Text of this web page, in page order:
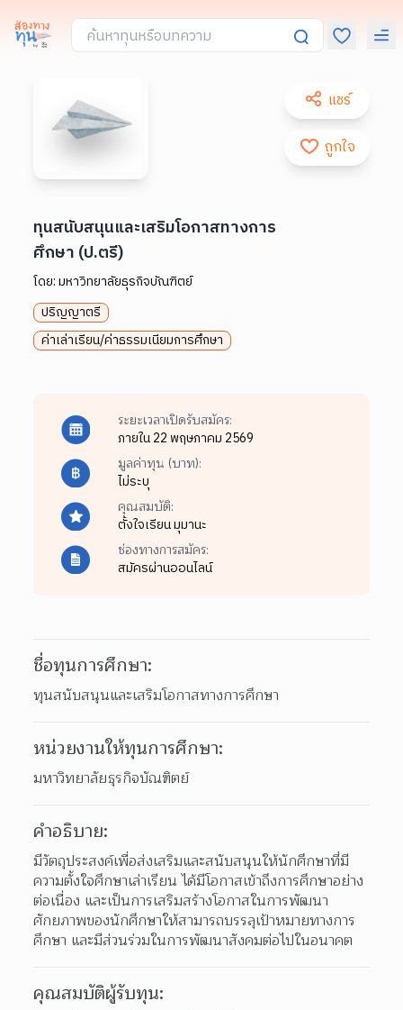
แชร์
ถูกใจ
ทุนสนับสนุนและเสริมโอกาสทางการ
ศึกษา (ป.ตรี)
โดย:มหาวิทยาลัยธุรกิจบัณฑิตย์
ปริญญาตรี
ค่าเล่าเรียน/ค่าธรรมเนียมการศึกษา
ระยะเวลาเปิดรับสมัคร:
ภายใน 22 พฤษภาคม 2569
มูลค่าทุน (บาท):
ไม่ระบุ
คุณสมบัติ:
ตั้งใจเรียน มุมานะ
ช่องทางการสมัคร:
สมัครผ่านออนไลน์
ชื่อทุนการศึกษา:
ทุนสนับสนุนและเสริมโอกาสทางการศึกษา
หน่วยงานให้ทุนการศึกษา:
มหาวิทยาลัยธุรกิจบัณฑิตย์
คำอธิบาย:
มีวัตถุประสงค์เพื่อส่งเสริมและสนับสนุนให้นักศึกษาที่มี
ความตั้งใจศึกษาเล่าเรียน ได้มีโอกาสเข้าถึงการศึกษาอย่าง
ต่อเนื่อง และเป็นการเสริมสร้างโอกาสในการพัฒนา
ศักยภาพของนักศึกษาให้สามารถบรรลุเป้าหมายทางการ
ศึกษา และมีส่วนร่วมในการพัฒนาสังคมต่อไปในอนาคต
คุณสมบัติผู้รับทุน: